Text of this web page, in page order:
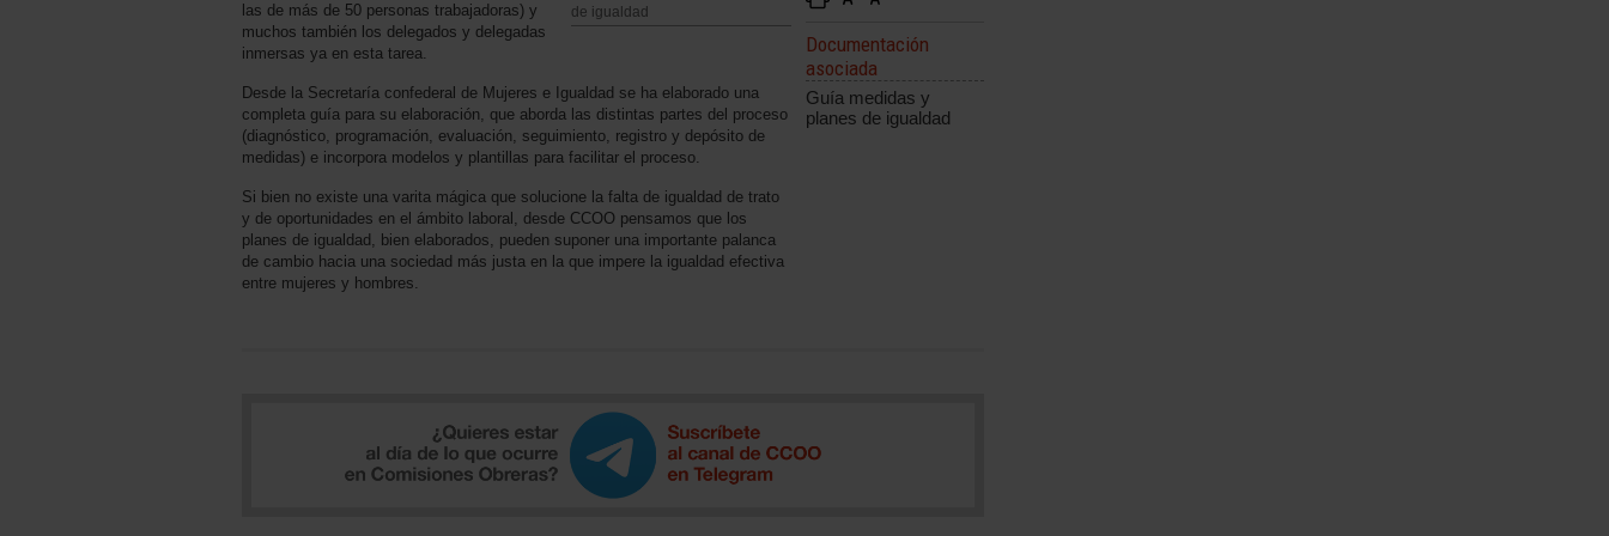
de igualdad
las de más de 50 personas trabajadoras) y
muchos también los delegados y delegadas
inmersas ya en esta tarea.
Desde la Secretaría confederal de Mujeres e Igualdad se ha elaborado una
completa guía para su elaboración, que aborda las distintas partes del proceso
(diagnóstico, programación, evaluación, seguimiento, registro y depósito de
medidas) e incorpora modelos y plantillas para facilitar el proceso.
Si bien no existe una varita mágica que solucione la falta de igualdad de trato
y de oportunidades en el ámbito laboral, desde CCOO pensamos que los
planes de igualdad, bien elaborados, pueden suponer una importante palanca
de cambio hacia una sociedad más justa en la que impere la igualdad efectiva
entre mujeres y hombres.
Documentación
asociada
Guía medidas y
planes de igualdad